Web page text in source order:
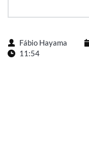
Fábio Hayama
11:54